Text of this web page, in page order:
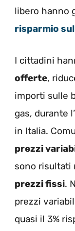
libero hanno
risparmio
I cittadini
offerte,
importi sulle
gas, durante
in Italia.
prezzi
sono risultati
prezzi fissi.
prezzi
quasi il 3%